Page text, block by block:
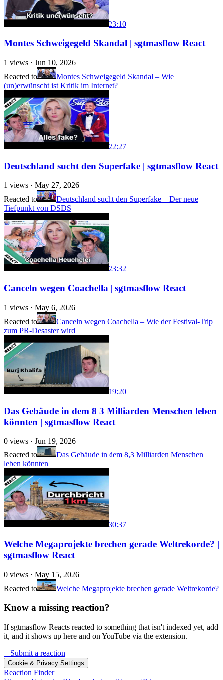
23:10
Montes Schweigegeld Skandal | sgtmasflow React
1 views · Jun 10, 2026
Reacted to
Montes Schweigegeld Skandal – Wie
(un)erwünscht ist Kritik im Internet?
22:27
Deutschland sucht den Superfake | sgtmasflow React
1 views · May 27, 2026
Reacted to
Deutschland sucht den Superfake – Der neue
Tiefpunkt von DSDS
23:32
Canceln wegen Coachella | sgtmasflow React
1 views · May 6, 2026
Reacted to
Canceln wegen Coachella – Wie der Festival-Trip
zum PR-Desaster wird
19:20
Das Gebäude in dem 8 3 Milliarden Menschen leben
könnten | sgtmasflow React
0 views · Jun 19, 2026
Reacted to
Das Gebäude in dem 8,3 Milliarden Menschen
leben könnten
30:37
Welche Megaprojekte brechen gerade Weltrekorde? |
sgtmasflow React
0 views · May 15, 2026
Reacted to
Welche Megaprojekte brechen gerade Weltrekorde?
Know a missing reaction?
If sgtmasflow Reacts reacted to something that isn't indexed yet, add
it, and it shows up here and on YouTube via the extension.
+ Submit a reaction
Cookie & Privacy Settings
Reaction Finder